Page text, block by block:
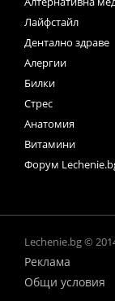
Лайфстайл
Дентално здраве
Алергии
Билки
Стрес
Анатомия
Витамини
Форум
Lechenie.bg ©
Реклама
Общи условия